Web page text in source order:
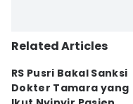
Related Articles
RS Pusri Bakal Sanksi
Dokter Tamara yang